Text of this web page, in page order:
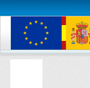
Conjuntos de datos